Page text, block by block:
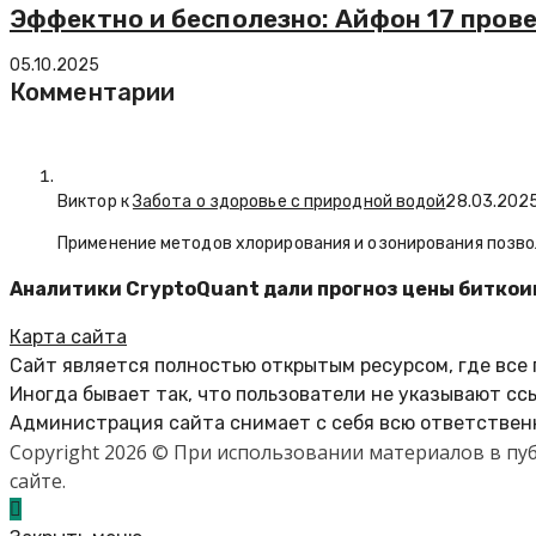
Эффектно и бесполезно: Айфон 17
05.10.2025
Комментарии
Виктор кЗабота о здоровье с природной водой
Применение методов хлорирования и озонирования
Аналитики CryptoQuant дали прогноз цены
Карта сайта
Сайт является полностью открытым ресурсом, где
Иногда бывает так, что пользователи не указывают
Администрация сайта снимает с себя всю
Copyright 2026 © При использовании материалов в
сайте.